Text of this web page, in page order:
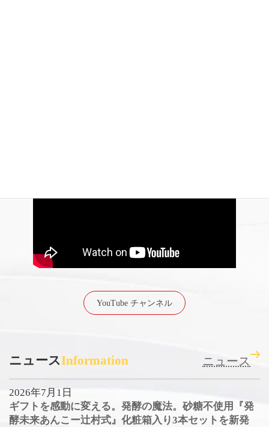
YouTube チャンネル
ニュースInformation ニュース
2026年7月1日
ギフトを感動に変える。発酵の魔法。砂糖不使用『発
酵未来あんこー辻村式』化粧箱入り3本セットを新発